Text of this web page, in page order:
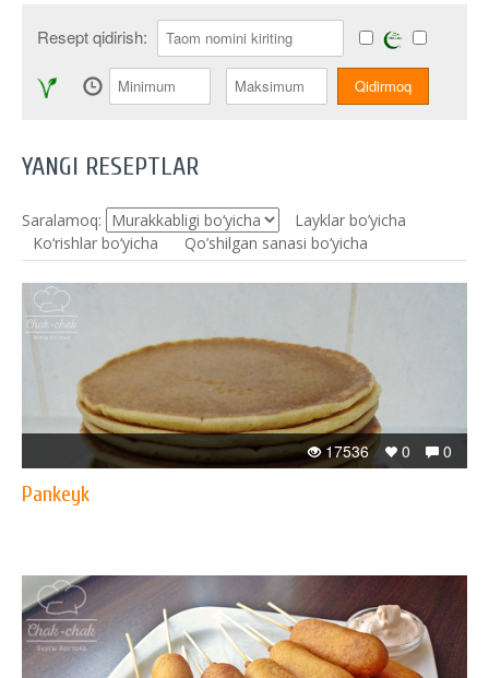
Resept qidirish:
YANGI RESEPTLAR
Saralamoq:
Layklar bo’yicha
Ko‘rishlar bo‘yicha
Qo’shilgan sanasi bo’yicha
0
0
17536
Pankeyk